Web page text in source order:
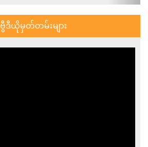
ဗွီဒီယိုမှတ်တမ်းများ